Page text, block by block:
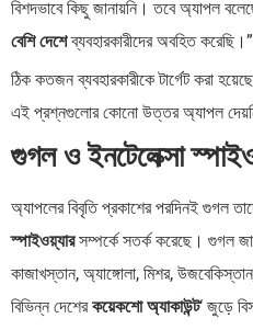
বিশদভাবে কিছু জানায়নি। তবে অ্যাপল
বেশি দেশেব্যবহারকারীদের অবহিত করেছি।”
ঠিক কতজন ব্যবহারকারীকে টার্গেট করা
এই প্রশ্নগুলোর কোনো উত্তর অ্যাপল
গুগল ও ইনটেলেক্সা
অ্যাপলের বিবৃতি প্রকাশের পরদিনই গুগল
স্পাইওয়্যারসম্পর্কে সতর্ক করেছে। গুগল
কাজাখস্তান, অ্যাঙ্গোলা, মিশর,
বিভিন্ন দেশেরকয়েকশো অ্যাকাউন্ট‘ জুড়ে